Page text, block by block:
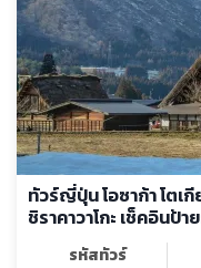
ทัวร์ญี่ปุ่น โอซาก้า โตเ
ชิราคาวาโกะ เช็คอินป้
รหัสทัวร์